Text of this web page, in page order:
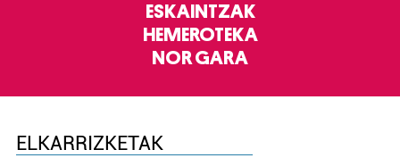
ESKAINTZAK
HEMEROTEKA
NOR GARA
ELKARRIZKETAK